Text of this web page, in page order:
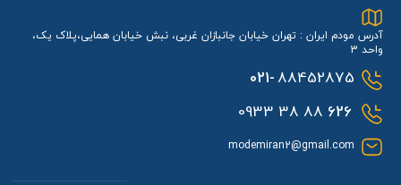
همزمان درخواست‌های متعدد شبکه و پروتکل‌های پیشرفته
ارتباطی را فراهم می‌کند. این قابلیت در شرایطی که تعداد زیادی
دستگاه به شبکه متصل هستند بسیار حیاتی محسوب می‌شود.
حافظه داخلی و حافظه موقت
آدرس مودم ایران : تهران خیابان جانبازان غربی، نبش خیابان همایی،پلاک یک،
واحد 3
021-88452875
626
88 38 0933
modemiran2@gmail.com